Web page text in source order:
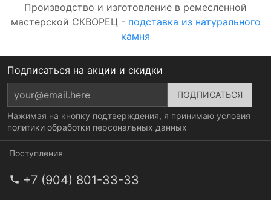
Производство и изготовление в ремесленной
мастерской СКВОРЕЦ - подставка из натурального
камня
Подписаться на акции и скидки
Нажимая на кнопку подтверждения, я принимаю условия
политики обработки персональных данных
Поступления
+7 (904) 801-33-33